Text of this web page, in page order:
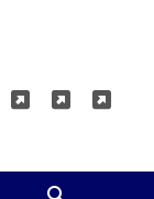
Sportas